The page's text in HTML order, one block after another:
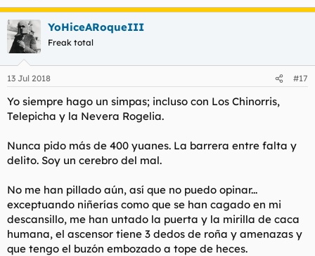
YoHiceARoqueIII
Freak total
13 Jul 2018 #17
Yo siempre hago un simpas; incluso con Los Chinorris,
Telepicha y la Nevera Rogelia.
Nunca pido más de 400 yuanes. La barrera entre falta y
delito. Soy un cerebro del mal.
No me han pillado aún, así que no puedo opinar...
exceptuando niñerías como que se han cagado en mi
descansillo, me han untado la puerta y la mirilla de caca
humana, el ascensor tiene 3 dedos de roña y amenazas y
que tengo el buzón embozado a tope de heces.